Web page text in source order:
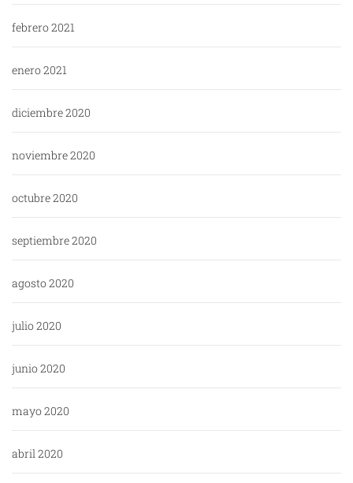
febrero 2021
enero 2021
diciembre 2020
noviembre 2020
octubre 2020
septiembre 2020
agosto 2020
julio 2020
junio 2020
mayo 2020
abril 2020